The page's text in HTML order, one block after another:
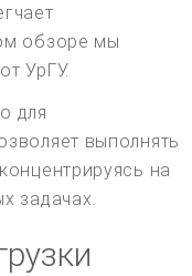
обзоре мы
УрГУ.
для
выполнять
на
задачах.